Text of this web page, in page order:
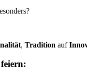
, Tradition auf